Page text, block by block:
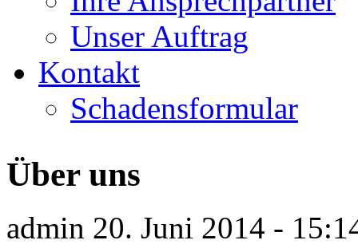
Unser Auftrag
Kontakt
Schadensformular
Über uns
admin 20. Juni 2014 -